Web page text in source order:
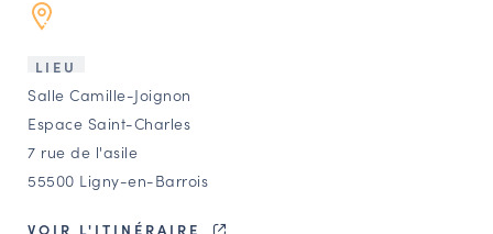
Annuaire
Ressources
OFFRES D’EMPLOI ET DE STAGE
BOURSE D’ÉCHANGE
OUTILS EN LIGNE
LIEU
Salle Camille-Joignon
Espace Saint-Charles
7 rue de l'asile
55500 Ligny-en-Barrois
VOIR L'ITINÉRAIRE